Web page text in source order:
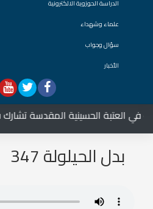
الدراسة الحوزوية الالكترونية
علماء وشهداء
سؤال وجواب
الأخبار
العتبة الحسينية المقدسة تشارك
بدل الحيلولة 347